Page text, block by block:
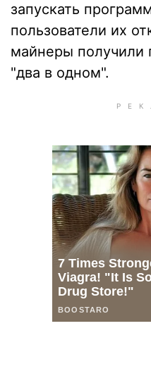
запускать
пользователи их
майнеры получили
"два в одном".